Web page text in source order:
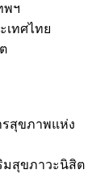
พฯ
เทศไทย
สุขภาพแห่ง
มสุขภาวะนิสิต